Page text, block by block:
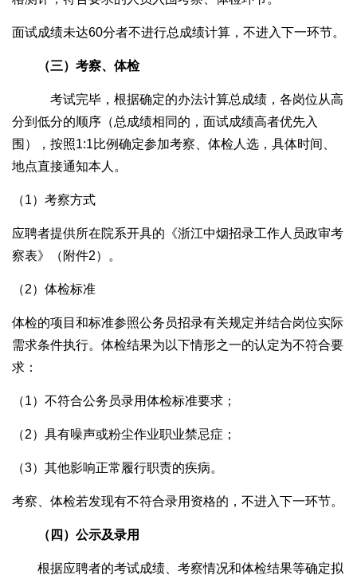
面试成绩未达60分者不进行总成绩计算，不进入下一环节。
（三）考察、体检
考试完毕，根据确定的办法计算总成绩，各岗位从高
分到低分的顺序（总成绩相同的，面试成绩高者优先入
围），按照1:1比例确定参加考察、体检人选，具体时间、
地点直接通知本人。
（1）考察方式
应聘者提供所在院系开具的《浙江中烟招录工作人员政审考
察表》（附件2）。
（2）体检标准
体检的项目和标准参照公务员招录有关规定并结合岗位实际
需求条件执行。体检结果为以下情形之一的认定为不符合要
求：
（1）不符合公务员录用体检标准要求；
（2）具有噪声或粉尘作业职业禁忌症；
（3）其他影响正常履行职责的疾病。
考察、体检若发现有不符合录用资格的，不进入下一环节。
（四）公示及录用
根据应聘者的考试成绩、考察情况和体检结果等确定拟